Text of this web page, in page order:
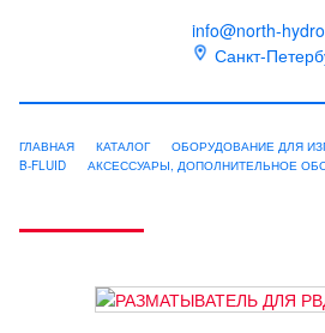
info@north-
Санкт-
ГЛАВНАЯ КАТАЛОГ
ОБОРУДОВАНИЕ ДЛЯ
B-FLUID
АКСЕССУАРЫ, ДОПОЛНИТЕЛЬНОЕ